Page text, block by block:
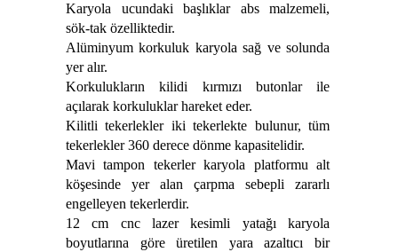
Karyola ucundaki başlıklar abs malzemeli,
sök-tak özelliktedir.
Alüminyum korkuluk karyola sağ ve solunda
yer alır.
Korkulukların kilidi kırmızı butonlar ile
açılarak korkuluklar hareket eder.
Kilitli tekerlekler iki tekerlekte bulunur, tüm
tekerlekler 360 derece dönme kapasitelidir.
Mavi tampon tekerler karyola platformu alt
köşesinde yer alan çarpma sebepli zararlı
engelleyen tekerlerdir.
12 cm cnc lazer kesimli yatağı karyola
boyutlarına göre üretilen yara azaltıcı bir